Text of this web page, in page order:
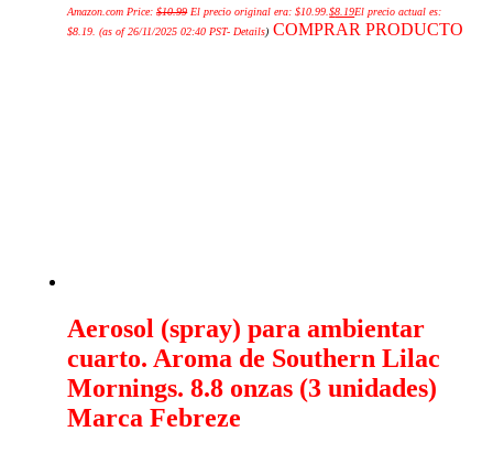
Amazon.com Price:$10.99 El precio original era: $10.99.$8.19El precio actual es:
$8.19. (as of 26/11/2025 02:40 PST- Details) COMPRAR PRODUCTO
Aerosol (spray) para ambientar
cuarto. Aroma de Southern Lilac
Mornings. 8.8 onzas (3 unidades)
Marca Febreze